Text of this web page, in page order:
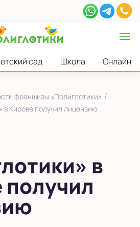
сад Школа Онлайн
франшизы «Полиглотики» /
в Кирове получил лицензию
в